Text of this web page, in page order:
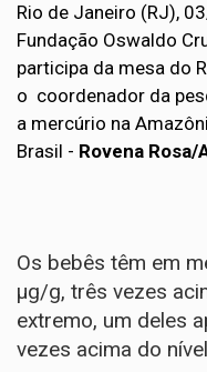
Rio de Janeiro (RJ),
Fundação Oswaldo
participa da mesa do
o coordenador da
a mercúrio na
Brasil - Rovena Rosa/
Os bebês têm em
µg/g, três vezes
extremo, um deles
vezes acima do